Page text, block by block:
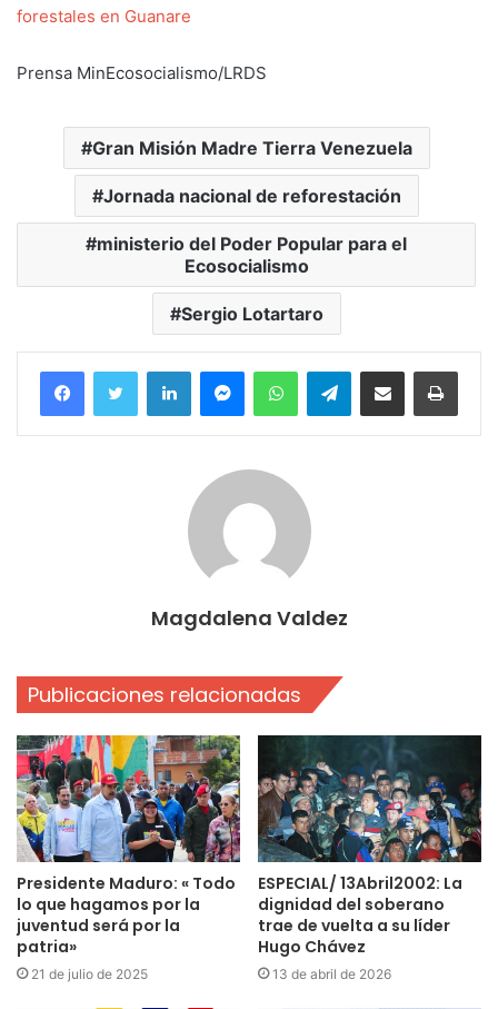
forestales en Guanare
Prensa MinEcosocialismo/LRDS
Gran Misión Madre Tierra Venezuela
Jornada nacional de reforestación
ministerio del Poder Popular para el
Ecosocialismo
Sergio Lotartaro
FacebookTwitter LinkedInMessengerWhatsAppTelegramCompartir por correo electrónico
Magdalena Valdez
Publicaciones relacionadas
Presidente Maduro: « Todo
lo que hagamos por la
juventud será por la
patria»
21 de julio de 2025
ESPECIAL/ 13Abril2002: La
dignidad del soberano
trae de vuelta a su líder
Hugo Chávez
13 de abril de 2026